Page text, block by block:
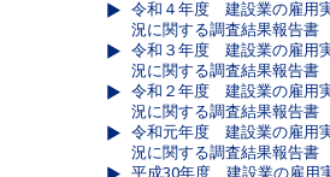
令和４年度 建設業の雇用
況に関する調査結果報告書
令和３年度 建設業の雇用
況に関する調査結果報告書
令和２年度 建設業の雇用
況に関する調査結果報告書
令和元年度 建設業の雇用
況に関する調査結果報告書
平成30年度 建設業の雇用